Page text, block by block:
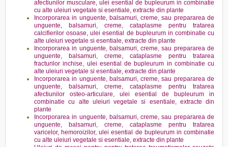
afectiunilor musculare, ulei esential de bupleurum in combinatie
cu alte uleiuri vegetale si esentiale, extracte din plante
Incorporarea in unguente, balsamuri, creme, sau prepararea de
unguente, balsamuri, creme, cataplasme pentru tratarea
calcifierilor osoase, ulei esential de bupleurum in combinatie cu
alte uleiuri vegetale si esentiale, extracte din plante
Incorporarea in unguente, balsamuri, creme, sau prepararea de
unguente, balsamuri, creme, cataplasme pentru tratarea
fracturilor inchise, ulei esential de bupleurum in combinatie cu
alte uleiuri vegetale si esentiale, extracte din plante
Incorporarea in unguente, balsamuri, creme, sau prepararea de
unguente, balsamuri, creme, cataplasme pentru tratarea
afectiunilor osteo-articulare, ulei esential de bupleurum in
combinatie cu alte uleiuri vegetale si esentiale, extracte din
plante
Incorporarea in unguente, balsamuri, creme, sau prepararea de
unguente, balsamuri, creme, cataplasme pentru tratarea
varicelor, hemoroizilor, ulei esential de bupleurum in combinatie
cu alte uleiuri vegetale si esentiale, extracte din plante